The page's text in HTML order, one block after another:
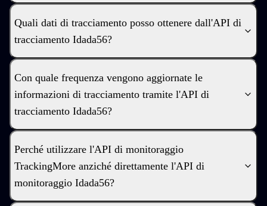
Quali dati di tracciamento posso ottenere dall'API di
tracciamento Idada56?
Con quale frequenza vengono aggiornate le
informazioni di tracciamento tramite l'API di
tracciamento Idada56?
Perché utilizzare l'API di monitoraggio
TrackingMore anziché direttamente l'API di
monitoraggio Idada56?